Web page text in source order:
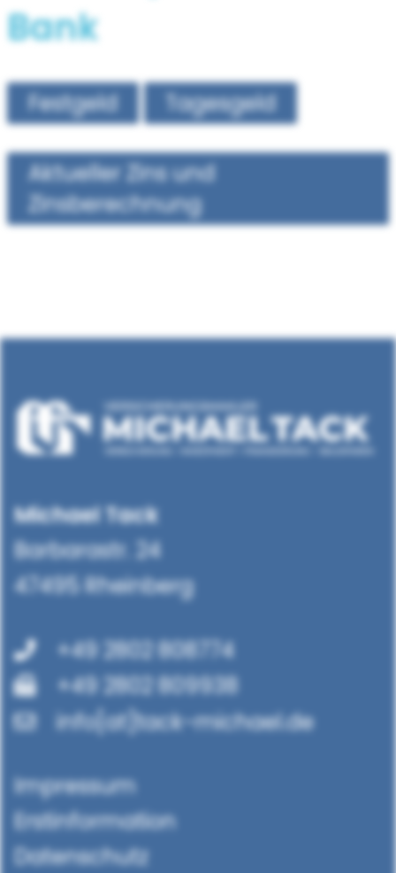
Bank
Festgeld Tagesgeld
Aktueller Zins und
Zinsberechnung
Michael Tack
Barbarastr. 24
47495 Rheinberg
+49 2802 808774
+49 2802 809938
info[at]tack-michael.de
Impressum
Erstinformation
Datenschutz